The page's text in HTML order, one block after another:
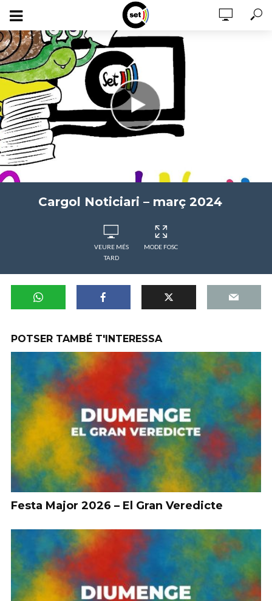
Cargol Noticiari – març 2024
VEURE MÉS
TARD
MODE FOSC
POTSER TAMBÉ T'INTERESSA
Festa Major 2026 – El Gran Veredicte